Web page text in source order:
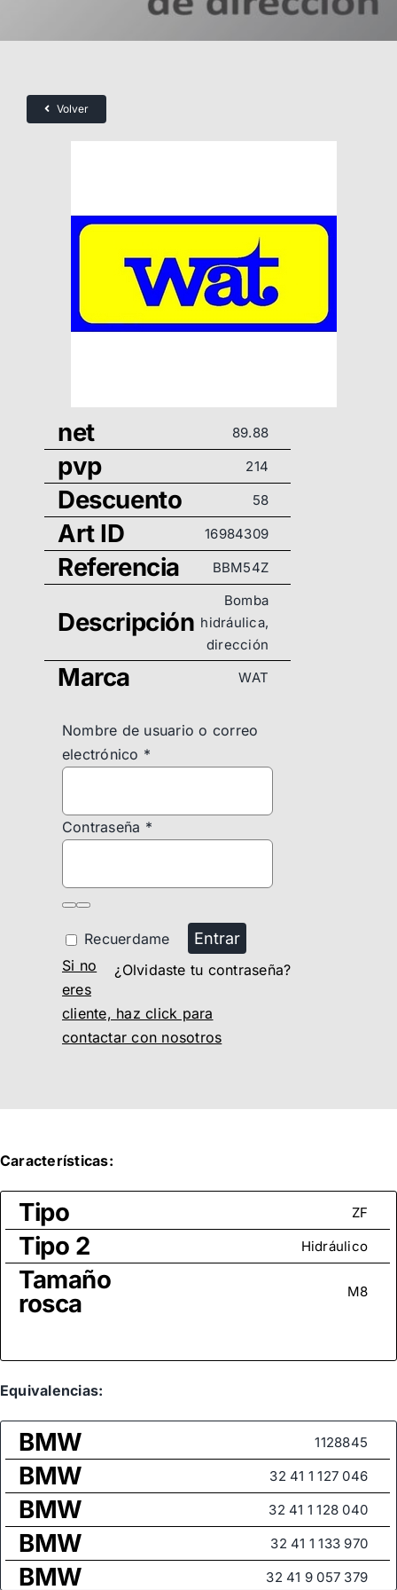
Volver
net 89.88
pvp 214
Descuento 58
Art ID 16984309
Referencia BBM54Z
Descripción
Bomba
hidráulica,
dirección
Marca WAT
Nombre de usuario o correo
electrónico *
Contraseña *
Recuerdame Entrar
¿Olvidaste tu contraseña?
Si no
eres
cliente, haz click para
contactar con nosotros
Características:
Tipo ZF
Tipo 2 Hidráulico
Tamaño
rosca M8
Equivalencias:
BMW 1128845
BMW 32 41 1 127 046
BMW 32 41 1 128 040
BMW 32 41 1 133 970
BMW 32 41 9 057 379